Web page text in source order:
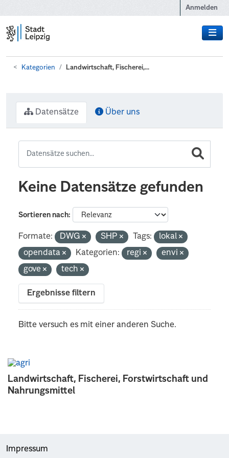
Anmelden
Kategorien Landwirtschaft, Fischerei,...
Landwirtschaft, Fischerei, Forstwirtschaft und
Nahrungsmittel
Datensätze Über uns
Keine Datensätze gefunden
Sortieren nach
Formate: DWG SHP Tags:
lokal
opendata
Kategorien: regi
envi
gove
tech
Ergebnisse filtern
Bitte versuch es mit einer anderen Suche.
Impressum